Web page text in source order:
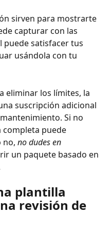
sirven para mostrarte
capturar con las
puede satisfacer tus
usándola con tu
eliminar los límites, la
suscripción adicional
Si no
completa puede
no, no dudes en
un paquete basado en
plantilla
revisión de